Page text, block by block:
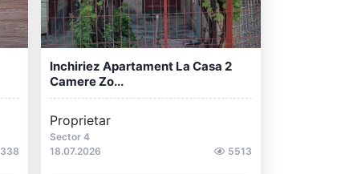
338
Inchiriez Apartament La Casa 2
Camere Zo...
Proprietar
Sector 4
18.07.2026
5513